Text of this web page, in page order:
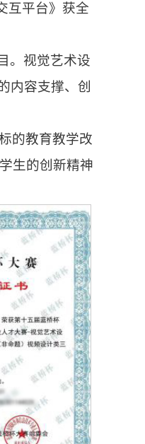
互平台》获全
。视觉艺术设
内容支撑、创
的教育教学改
生的创新精神